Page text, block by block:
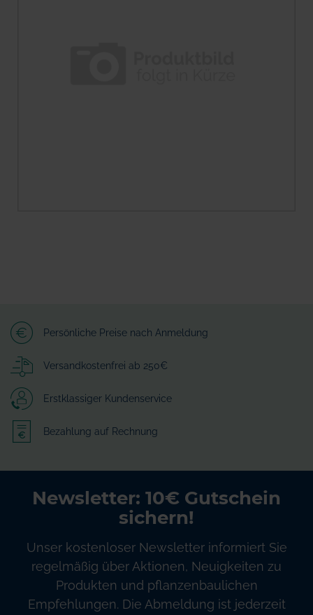
Persönliche Preise nach Anmeldung
Versandkostenfrei ab 250€
Erstklassiger Kundenservice
Bezahlung auf Rechnung
Newsletter: 10€ Gutschein
sichern!
Unser kostenloser Newsletter informiert Sie
regelmäßig über Aktionen, Neuigkeiten zu
Produkten und pflanzenbaulichen
Empfehlungen. Die Abmeldung ist jederzeit